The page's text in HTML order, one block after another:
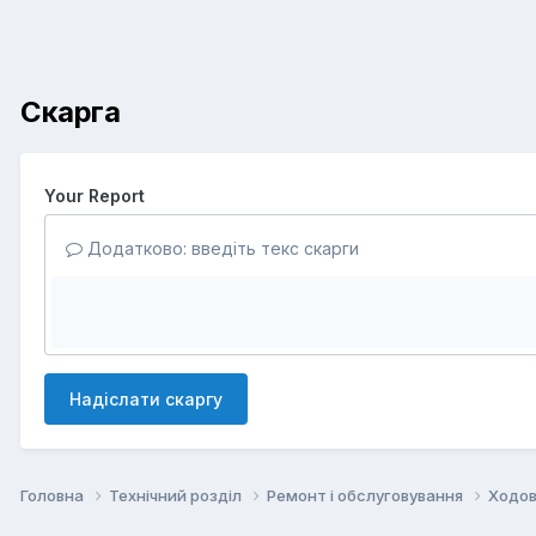
Скарга
Your Report
Додатково: введіть текс скарги
Надіслати скаргу
Головна Технічний розділ Ремонт і обслуговування